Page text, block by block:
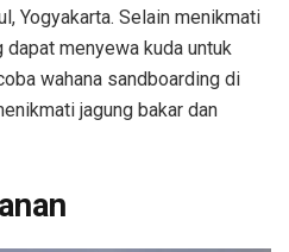
Yogyakarta. Selain menikmati
dapat menyewa kuda untuk
wahana sandboarding di
jagung bakar dan